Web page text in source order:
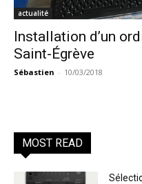
actualité
Installation d’un
Saint-Égrève
Sébastien - 10/03/2018
MOST READ